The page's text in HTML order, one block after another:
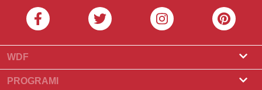
WDF
O nama
PROGRAMI